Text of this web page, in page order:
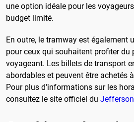
une option idéale pour les
budget limité.
En outre, le tramway est également
pour ceux qui souhaitent profiter du
voyageant. Les billets de transport
abordables et peuvent être achetés
Pour plus d'informations sur les
consultez le site officiel du